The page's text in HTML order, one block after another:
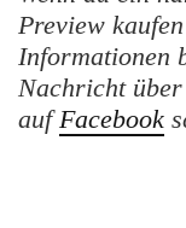
Preview
Informationen
Nachricht über
aufFacebook